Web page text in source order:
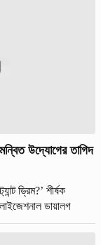
উদ্যোগের তাগিদ
ড্রিম?’ শীর্ষক
ডায়ালগ